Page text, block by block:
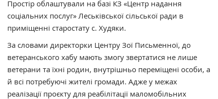
Простір облаштували на базі КЗ «Центр надання
соціальних послуг» Леськівської сільської ради в
приміщенні старостату с. Худяки.
За словами директорки Центру Зої Письменної, до
ветеранського хабу мають змогу звертатися не лише
ветерани та їхні родин, внутрішньо переміщені особи, а
й всі потребуючі жителі громади. Адже у межах
реалізації проєкту для реабілітації маломобільних